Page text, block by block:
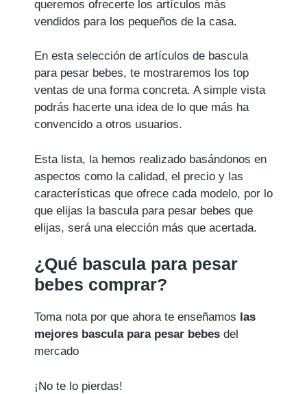
queremos ofrecerte los artículos más
vendidos para los pequeños de la casa.
En esta selección de artículos de bascula
para pesar bebes, te mostraremos los top
ventas de una forma concreta. A simple vista
podrás hacerte una idea de lo que más ha
convencido a otros usuarios.
Esta lista, la hemos realizado basándonos en
aspectos como la calidad, el precio y las
características que ofrece cada modelo, por lo
que elijas la bascula para pesar bebes que
elijas, será una elección más que acertada.
¿Qué bascula para pesar
bebes comprar?
Toma nota por que ahora te enseñamos las
mejores bascula para pesar bebes del
mercado
¡No te lo pierdas!